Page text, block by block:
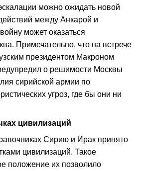
можно ожидать новой
между Анкарой и
может оказаться
Примечательно, что на встрече
президентом Макроном
о решимости Москвы
сирийской армии по
угроз, где бы они ни
цивилизаций
Сирию и Ирак принято
цивилизаций. Такое
положение их позволило